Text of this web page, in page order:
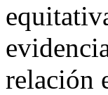
relación